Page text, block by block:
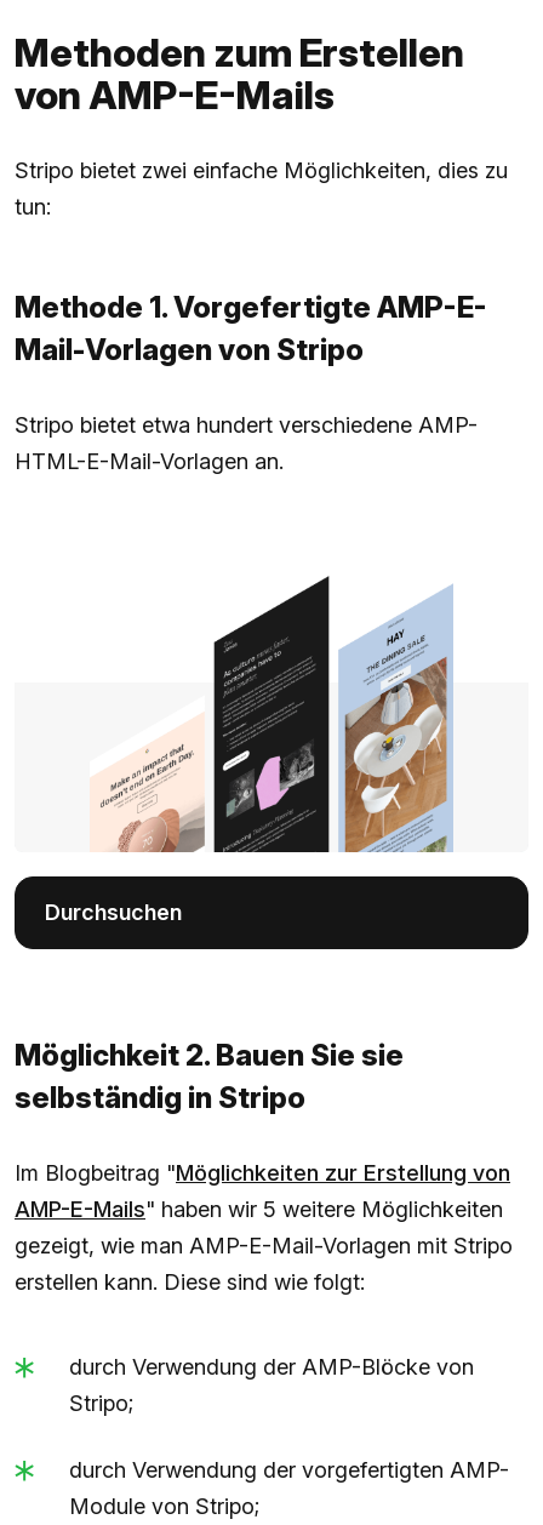
Methoden zum Erstellen
von AMP-E-Mails
Stripo bietet zwei einfache Möglichkeiten, dies zu
tun:
Methode 1. Vorgefertigte AMP-E-
Mail-Vorlagen von Stripo
Stripo bietet etwa hundert verschiedene AMP-
HTML-E-Mail-Vorlagen an.
Durchsuchen
Möglichkeit 2. Bauen Sie sie
selbständig in Stripo
Im Blogbeitrag "Möglichkeiten zur Erstellung von
AMP-E-Mails" haben wir 5 weitere Möglichkeiten
gezeigt, wie man AMP-E-Mail-Vorlagen mit Stripo
erstellen kann. Diese sind wie folgt:
durch Verwendung der AMP-Blöcke von
Stripo;
durch Verwendung der vorgefertigten AMP-
Module von Stripo;